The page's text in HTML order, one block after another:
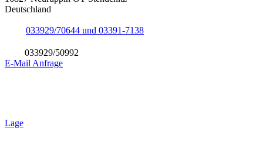
Deutschland
033929/70644 und 03391-7138
033929/50992
E-Mail Anfrage
Lage